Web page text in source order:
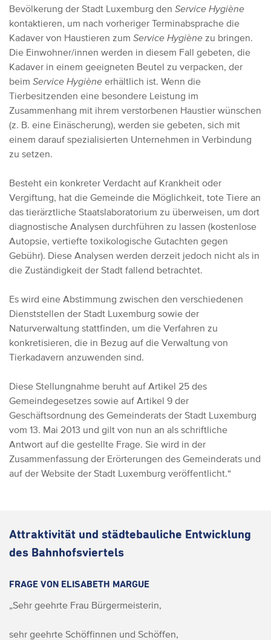
Bevölkerung der Stadt Luxemburg den Service Hygiène
kontaktieren, um nach vorheriger Terminabsprache die
Kadaver von Haustieren zum Service Hygiène zu bringen.
Die Einwohner/innen werden in diesem Fall gebeten, die
Kadaver in einem geeigneten Beutel zu verpacken, der
beim Service Hygiène erhältlich ist. Wenn die
Tierbesitzenden eine besondere Leistung im
Zusammenhang mit ihrem verstorbenen Haustier wünschen
(z. B. eine Einäscherung), werden sie gebeten, sich mit
einem darauf spezialisierten Unternehmen in Verbindung
zu setzen.
Besteht ein konkreter Verdacht auf Krankheit oder
Vergiftung, hat die Gemeinde die Möglichkeit, tote Tiere an
das tierärztliche Staatslaboratorium zu überweisen, um dort
diagnostische Analysen durchführen zu lassen (kostenlose
Autopsie, vertiefte toxikologische Gutachten gegen
Gebühr). Diese Analysen werden derzeit jedoch nicht als in
die Zuständigkeit der Stadt fallend betrachtet.
Es wird eine Abstimmung zwischen den verschiedenen
Dienststellen der Stadt Luxemburg sowie der
Naturverwaltung stattfinden, um die Verfahren zu
konkretisieren, die in Bezug auf die Verwaltung von
Tierkadavern anzuwenden sind.
Diese Stellungnahme beruht auf Artikel 25 des
Gemeindegesetzes sowie auf Artikel 9 der
Geschäftsordnung des Gemeinderats der Stadt Luxemburg
vom 13. Mai 2013 und gilt von nun an als schriftliche
Antwort auf die gestellte Frage. Sie wird in der
Zusammenfassung der Erörterungen des Gemeinderats und
auf der Website der Stadt Luxemburg veröffentlicht.“
Attraktivität und städtebauliche Entwicklung
des Bahnhofsviertels
FRAGE VON ELISABETH MARGUE
„Sehr geehrte Frau Bürgermeisterin,
sehr geehrte Schöffinnen und Schöffen,